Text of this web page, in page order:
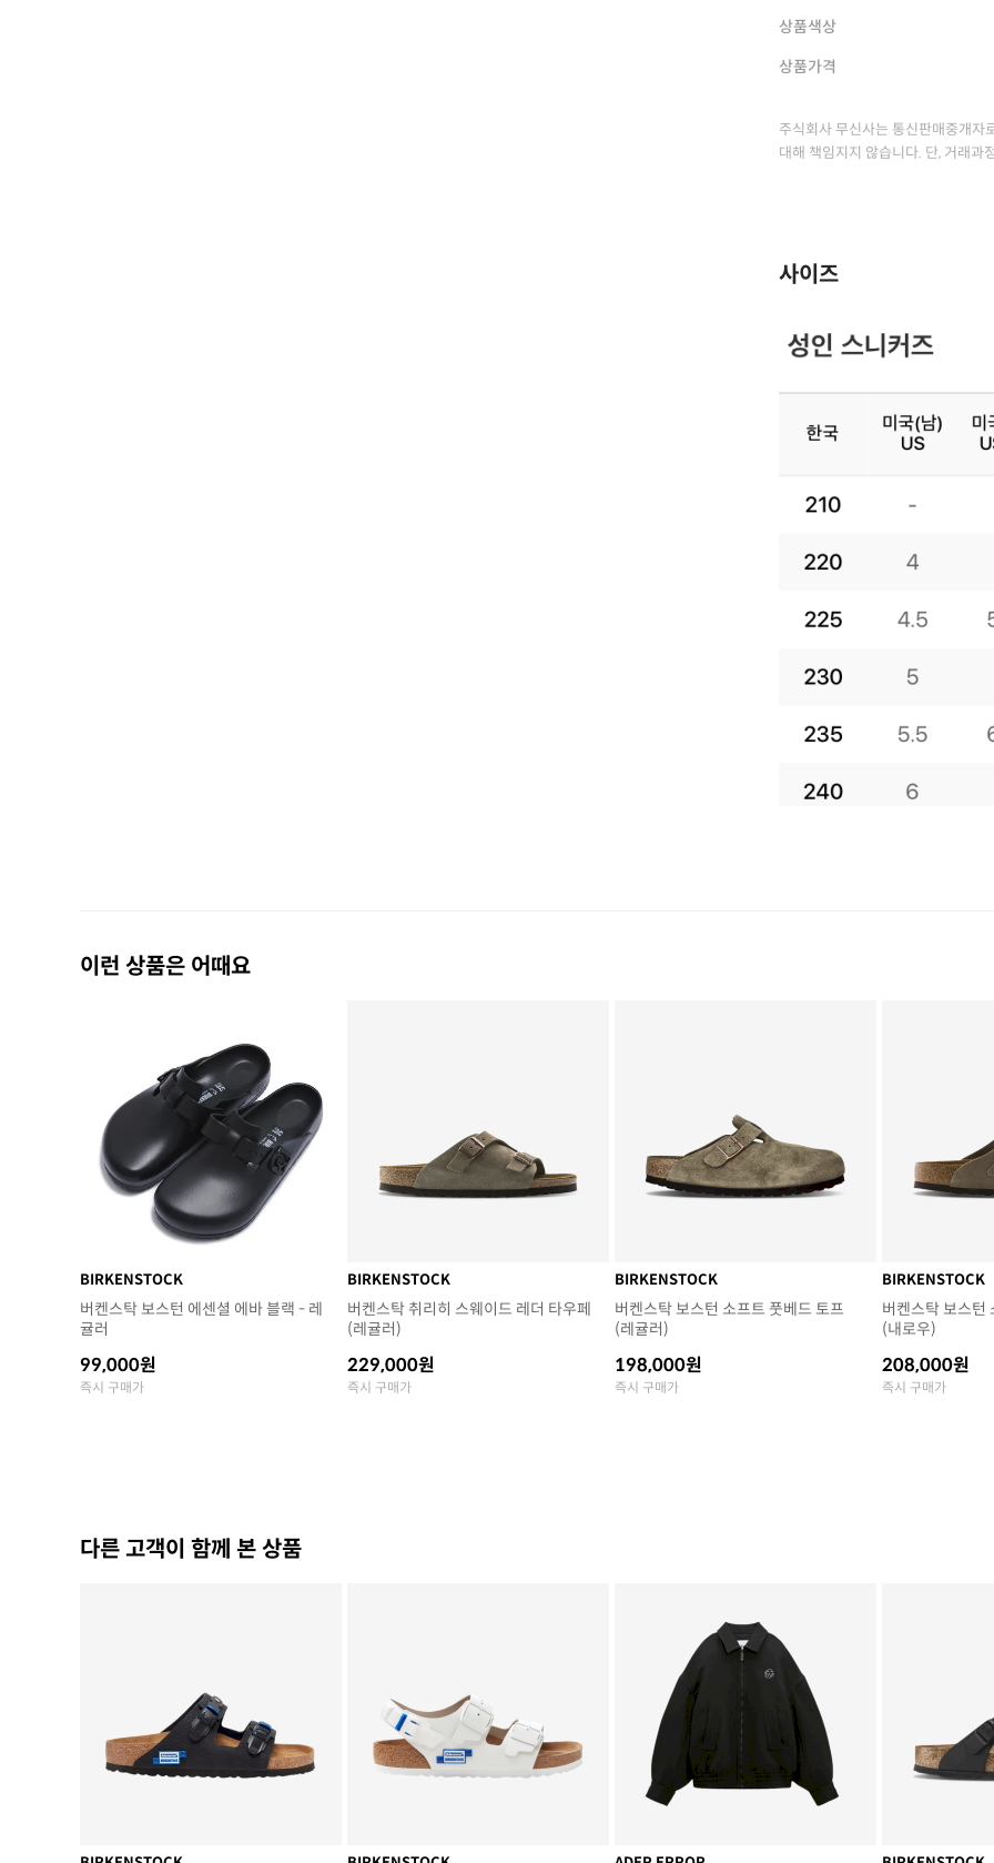
상품색상
상품가격
주식회사 무신사는 통신판매중개자
대해 책임지지 않습니다. 단, 거래과
사이즈
이런 상품은 어때요
BIRKENSTOCK
버켄스탁 보스턴 에센셜 에바 블랙 - 레
귤러
99,000원
즉시 구매가
BIRKENSTOCK
버켄스탁 취리히 스웨이드 레더 타우페
(레귤러)
229,000원
즉시 구매가
BIRKENSTOCK
버켄스탁 보스턴 소프트 풋베드 토프
(레귤러)
198,000원
즉시 구매가
BIRKENSTOCK
버켄스탁 보스턴
(내로우)
208,000원
즉시 구매가
다른 고객이 함께 본 상품